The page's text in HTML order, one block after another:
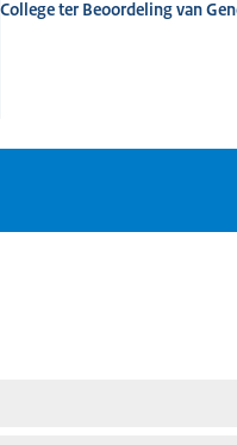
College ter Beoordeling van